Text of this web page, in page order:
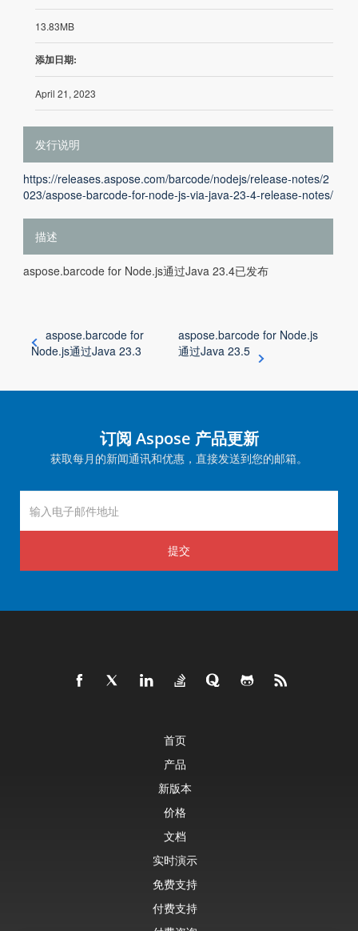
13.83MB
添加日期:
April 21, 2023
发行说明
https://releases.aspose.com/barcode/nodejs/release-notes/2
023/aspose-barcode-for-node-js-via-java-23-4-release-notes/
描述
aspose.barcode for Node.js通过Java 23.4已发布
aspose.barcode for
Node.js通过Java 23.3
aspose.barcode for Node.js
通过Java 23.5
订阅 Aspose 产品更新
获取每月的新闻通讯和优惠，直接发送到您的邮箱。
提交
首页
产品
新版本
价格
文档
实时演示
免费支持
付费支持